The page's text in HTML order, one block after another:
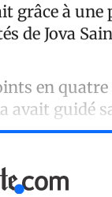
grâce à une
de Jova
en quatre
avait guidé